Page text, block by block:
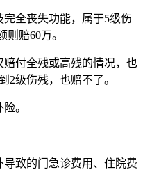
全丧失功能，属于5级伤
则赔60万。
付全残或高残的情况，也
2级伤残，也赔不了。
。
致的门急诊费用、住院费